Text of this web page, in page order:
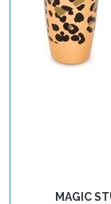
MAGIC